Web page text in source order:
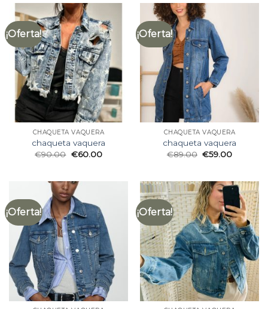
¡Oferta!
CHAQUETA VAQUERA
chaqueta vaquera
€90.00 €60.00
¡Oferta!
CHAQUETA VAQUERA
chaqueta vaquera
€89.00 €59.00
¡Oferta! ¡Oferta!